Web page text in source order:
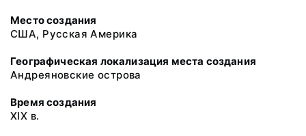
Место создания
США, Русская Америка
Географическая локализация места создания
Андреяновские острова
Время создания
XIX в.